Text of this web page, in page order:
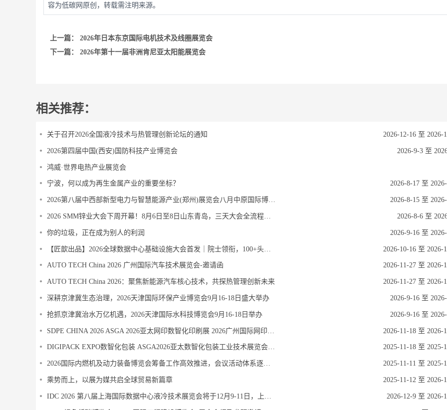
容为低碳网原创，转载需注明来源。
上一篇： 2026年日本东京国际电机技术及线圈展览会
下一篇： 2026年第十一届非洲肯尼亚太阳能展览会
相关推荐：
关于召开2026全国液冷技术与热管理创新论坛的通知 2026-12-16 至 2026-
2026第四届中国(西安)国防科技产业博览会 2026-9-3 至
鸿威·世界电热产业展览会
宁波，何以成为再生金属产业的重要坐标？ 2026-8-17 至
2026第八届中西部新型电力与智慧能源产业(郑州)展览会八月中原国际博览中心开幕 2026-8-15 至
2026-8-6 至
你的垃圾，正在成为别人的利润 2026-9-16 至
2026-10-16 至 2026-
AUTO TECH China 2026 广州国际汽车技术展览会-邀请函 2026-11-27 至 2026-
AUTO TECH China 2026：聚焦新能源汽车核心技术，共探热管理创新未来 2026-11-27 至 2026-
深耕京津冀生态治理，2026天津国际环保产业博览会9月16-18日盛大举办 2026-9-16 至
抢抓京津冀治水万亿机遇，2026天津国际水科技博览会9月16-18日举办 2026-9-16 至
2026-11-18 至 2026-
DIGIPACK EXPO数智化包装 ASGA2026亚太数智化包装工业技术展览会邀请函 2025-11-18 至 2025-
2026国际内燃机及动力装备博览会筹备工作高效推进，会议活动体系逐步落地 2025-11-11 至 2025-
乘势而上，以展为媒共启全球贸易新篇章 2025-11-12 至 2026-
2026-12-9 至 2026-